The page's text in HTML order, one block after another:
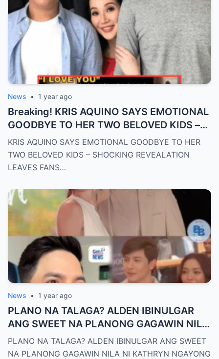
News • 1 year ago
Breaking! KRIS AQUINO SAYS EMOTIONAL
GOODBYE TO HER TWO BELOVED KIDS –
SH0CKING REVEALATION LEAVES FANS
HEARTBROKEN!
KRIS AQUINO SAYS EMOTIONAL GOODBYE TO HER
TWO BELOVED KIDS – SHOCKING REVEALATION
LEAVES FANS…
News • 1 year ago
PLANO NA TALAGA? ALDEN IBINULGAR
ANG SWEET NA PLANONG GAGAWIN NILA
NI KATHRYN NGAYONG 2025—MGA
TAGA-SUBAYBAY, KINILIG NG TODO!
PLANO NA TALAGA? ALDEN IBINULGAR ANG SWEET
NA PLANONG GAGAWIN NILA NI KATHRYN NGAYONG